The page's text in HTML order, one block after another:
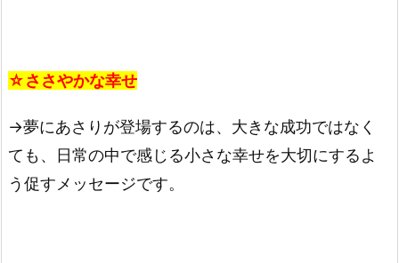
☆ささやかな幸せ
→夢にあさりが登場するのは、大きな成功ではなく
ても、日常の中で感じる小さな幸せを大切にするよ
う促すメッセージです。